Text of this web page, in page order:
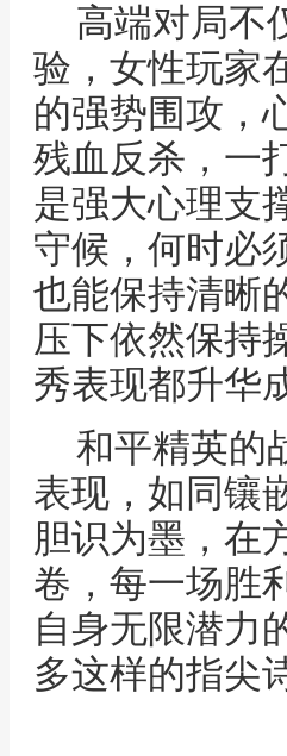
高端对局不
验，女性玩家
的强势围攻，
残血反杀，一
是强大心理支
守候，何时必
也能保持清晰
压下依然保持
秀表现都升华
和平精英的
表现，如同镶
胆识为墨，在
卷，每一场胜
自身无限潜力
多这样的指尖